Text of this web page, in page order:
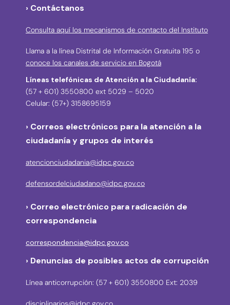
› Contáctanos
Consulta aquí los mecanismos de contacto del Instituto
Llama a la línea Distrital de Información Gratuita 195 o
conoce los canales de servicio en Bogotá
Líneas telefónicas de Atención a la Ciudadanía:
(57 + 601) 3550800 ext 5029 – 5020
Celular: (57+) 3158695159
› Correos electrónicos para la atención a la
ciudadanía y grupos de interés
atencionciudadania@idpc.gov.co
defensordelciudadano@idpc.gov.co
› Correo electrónico para radicación de
correspondencia
correspondencia@idpc.gov.co
› Denuncias de posibles actos de corrupción
Línea anticorrupción: (57 + 601) 3550800 Ext: 2039